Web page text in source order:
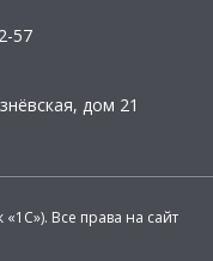
57
дом 21
Все права на сайт